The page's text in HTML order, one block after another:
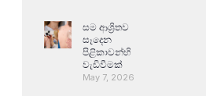
සම ආශ්‍රිතව
සෑදෙන
පිළිකාවන්හි
වැඩිවීමක්
May 7, 2026